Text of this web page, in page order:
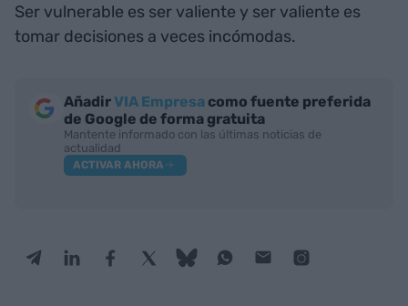
Ser vulnerable es ser valiente y ser valiente es
tomar decisiones a veces incómodas.
AñadirVIA Empresa como fuente preferida
de Google de forma gratuita
Mantente informado con las últimas noticias de
actualidad
ACTIVAR AHORA